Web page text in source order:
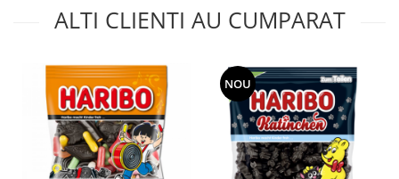
ALTI CLIENTI AU CUMPARAT
NOU